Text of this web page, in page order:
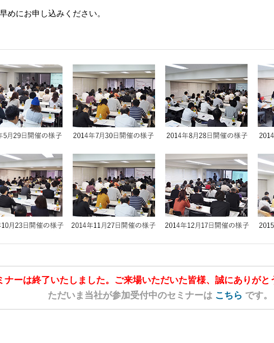
めにお申し込みください。
ナーは終了いたしました。 ご来場いただいた皆様、 誠にありがと
ただいま当社が参加受付中のセミナーは こちら です。